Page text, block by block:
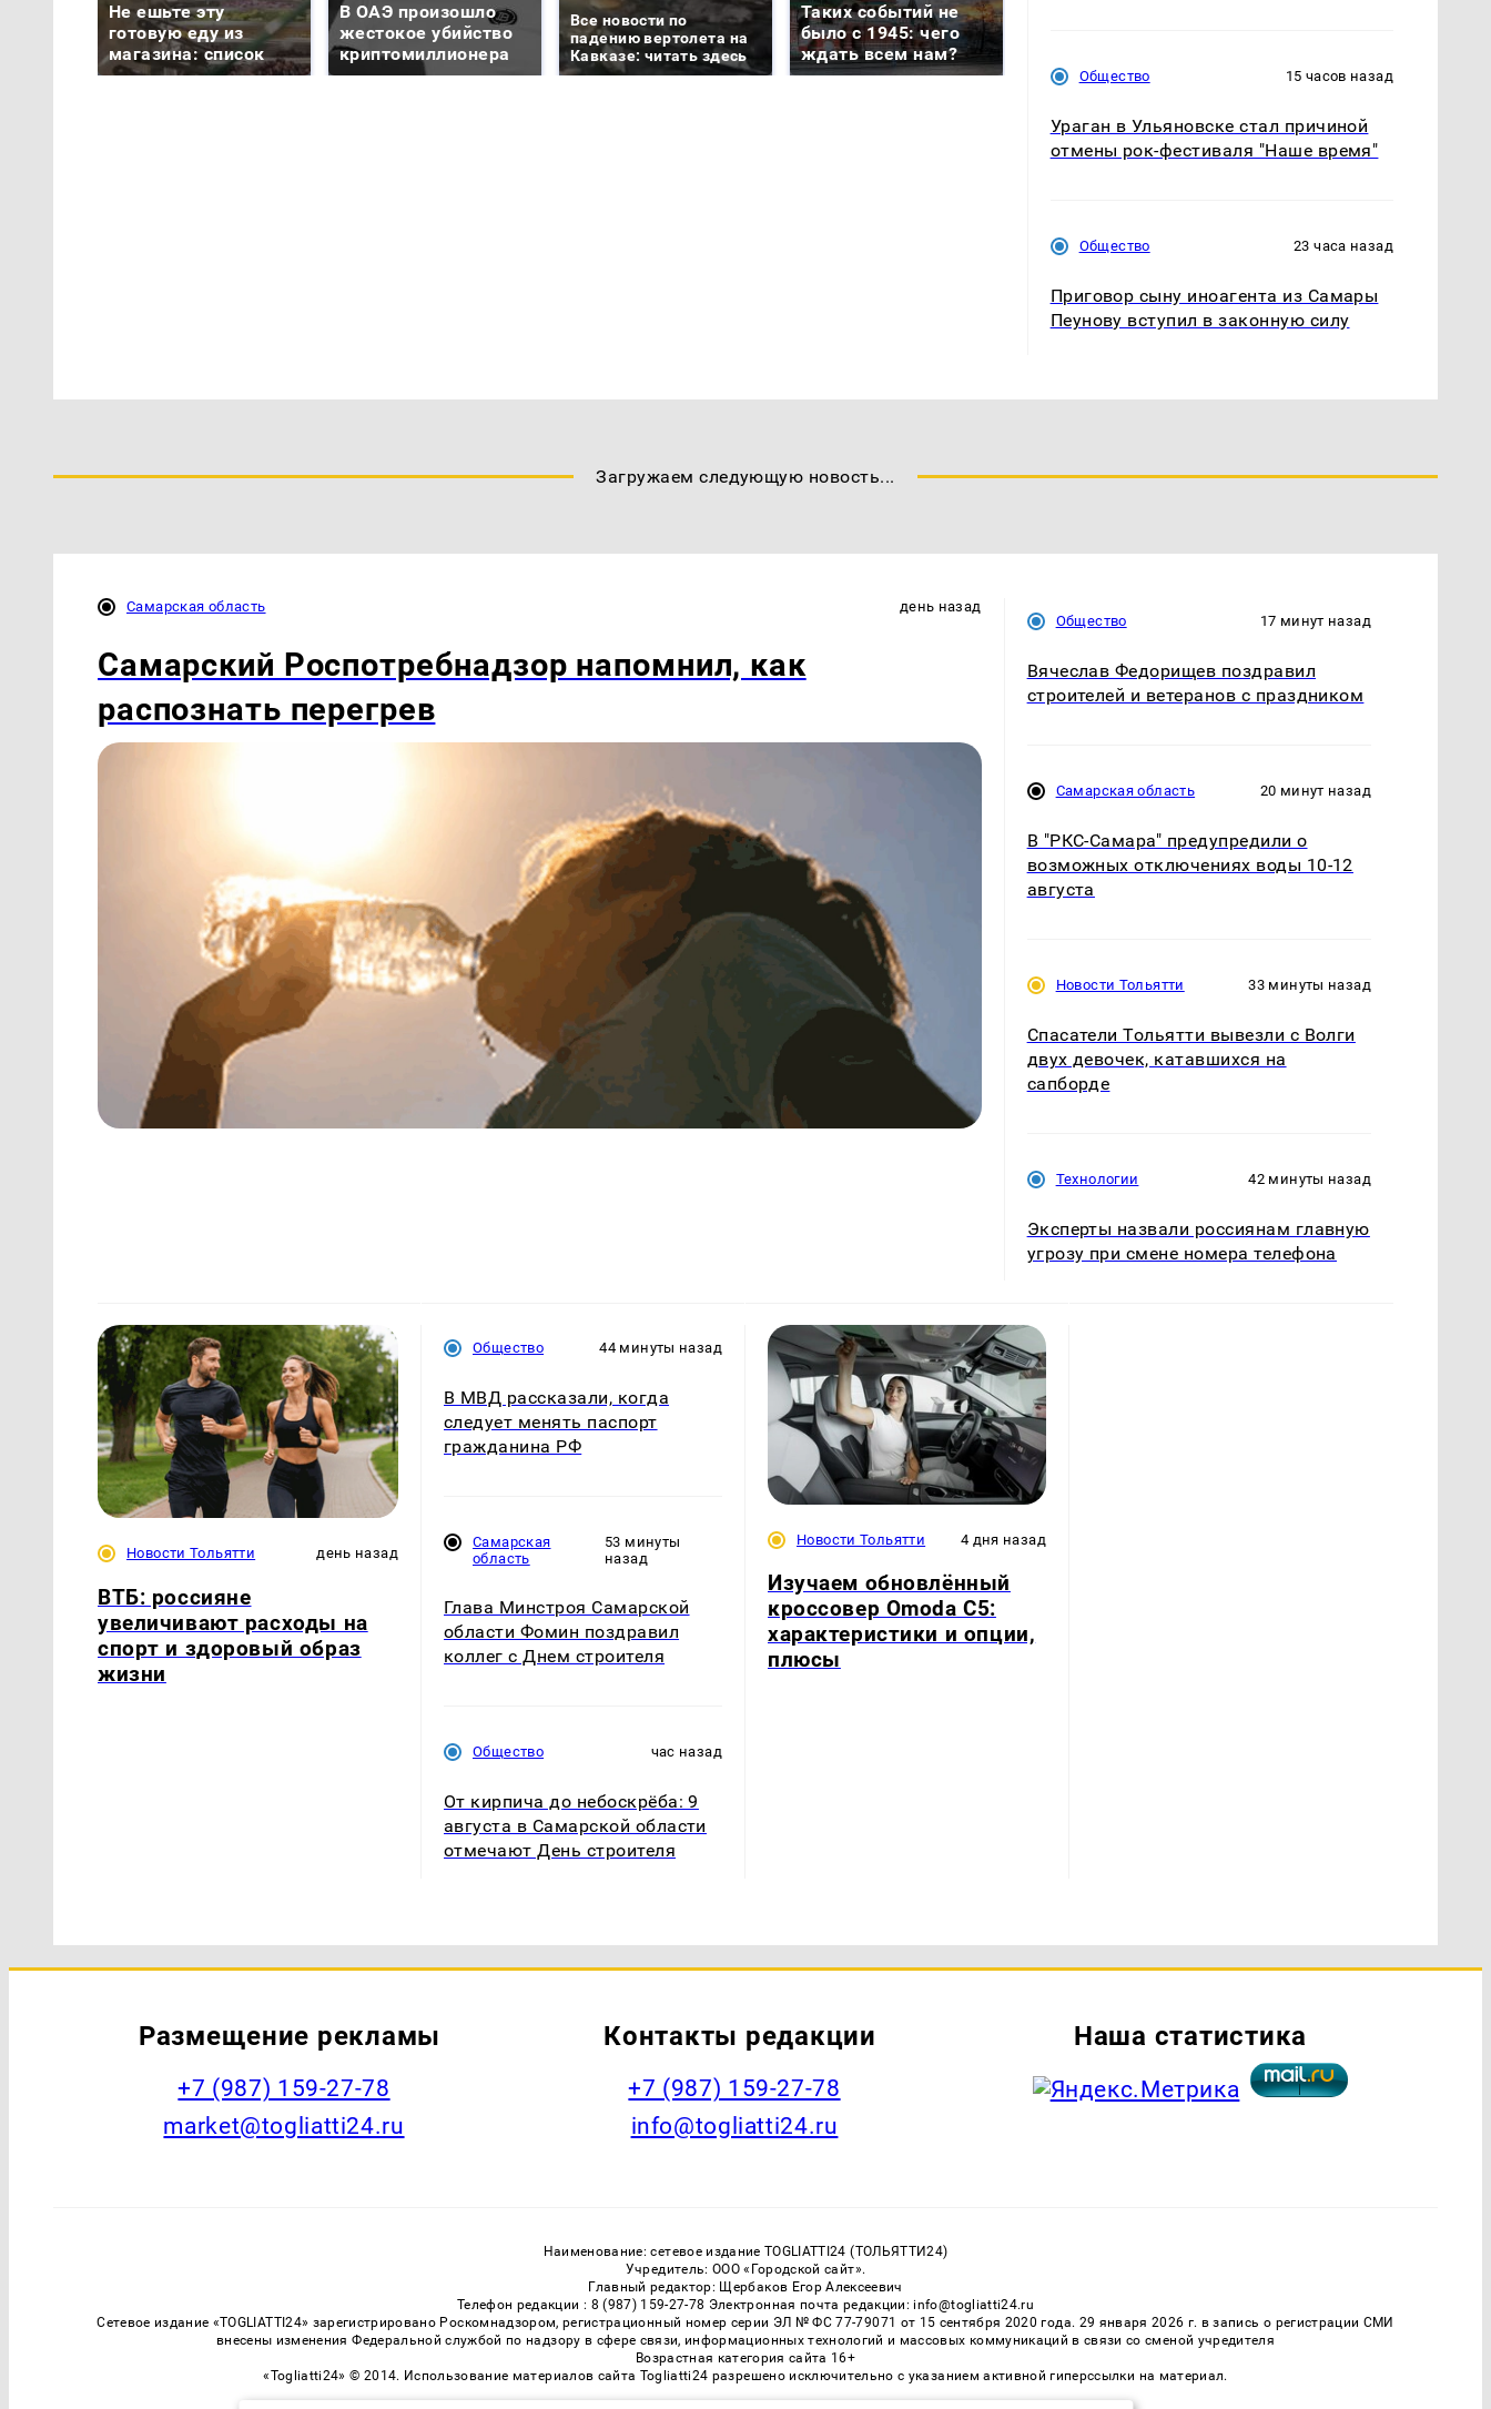
Не ешьте эту
готовую еду из
магазина: список
В ОАЭ произошло
жестокое убийство
криптомиллионера
Все новости по
падению вертолета на
Кавказе: читать здесь
Таких событий не
было с 1945: чего
ждать всем нам?
Общество 15 часов назад
Ураган в Ульяновске стал причиной
отмены рок-фестиваля "Наше время"
Общество 23 часа назад
Приговор сыну иноагента из Самары
Пеунову вступил в законную силу
Загружаем следующую новость...
Самарская область день назад
Самарский Роспотребнадзор напомнил, как
распознать перегрев
Общество 17 минут назад
Вячеслав Федорищев поздравил
строителей и ветеранов с праздником
Самарская область 20 минут назад
В "РКС-Самара" предупредили о
возможных отключениях воды 10-12
августа
Новости Тольятти 33 минуты назад
Спасатели Тольятти вывезли с Волги
двух девочек, катавшихся на
сапборде
Технологии 42 минуты назад
Эксперты назвали россиянам главную
угрозу при смене номера телефона
Новости Тольятти день назад
ВТБ: россияне
увеличивают расходы на
спорт и здоровый образ
жизни
Общество 44 минуты назад
В МВД рассказали, когда
следует менять паспорт
гражданина РФ
Самарская
область
53 минуты
назад
Глава Минстроя Самарской
области Фомин поздравил
коллег с Днем строителя
Общество час назад
От кирпича до небоскрёба: 9
августа в Самарской области
отмечают День строителя
Новости Тольятти 4 дня назад
Изучаем обновлённый
кроссовер Omoda C5:
характеристики и опции,
плюсы
Размещение рекламы
+7 (987) 159-27-78
market@togliatti24.ru
Контакты редакции
+7 (987) 159-27-78
info@togliatti24.ru
Наша статистика
Наименование: сетевое издание TOGLIATTI24 (ТОЛЬЯТТИ24)
Учредитель: ООО «Городской сайт».
Главный редактор: Щербаков Егор Алексеевич
Телефон редакции : 8 (987) 159-27-78 Электронная почта редакции: info@togliatti24.ru
Сетевое издание «TOGLIATTI24» зарегистрировано Роскомнадзором, регистрационный номер серии ЭЛ № ФС 77-79071 от 15 сентября 2020 года. 29 января 2026 г. в запись о регистрации СМИ
внесены изменения Федеральной службой по надзору в сфере связи, информационных технологий и массовых коммуникаций в связи со сменой учредителя
Возрастная категория сайта 16+
«Togliatti24» © 2014. Использование материалов сайта Togliatti24 разрешено исключительно с указанием активной гиперссылки на материал.